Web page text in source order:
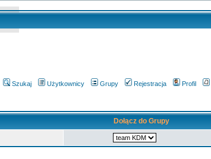
Szukaj Użytkownicy Grupy Rejestracja Profil
Dołącz do Grupy